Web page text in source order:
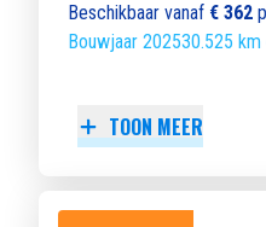
Beschikbaar vanaf € 362
Bouwjaar 202530.525 km
TOON MEER